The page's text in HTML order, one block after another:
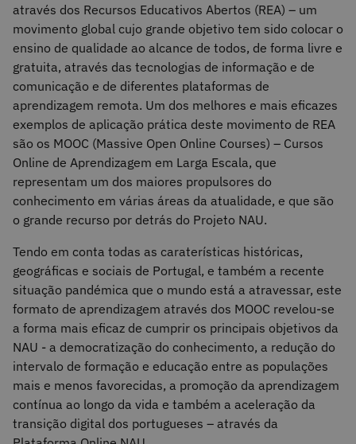
através dos Recursos Educativos Abertos (REA) – um
movimento global cujo grande objetivo tem sido colocar o
ensino de qualidade ao alcance de todos, de forma livre e
gratuita, através das tecnologias de informação e de
comunicação e de diferentes plataformas de
aprendizagem remota. Um dos melhores e mais eficazes
exemplos de aplicação prática deste movimento de REA
são os MOOC (Massive Open Online Courses) – Cursos
Online de Aprendizagem em Larga Escala, que
representam um dos maiores propulsores do
conhecimento em várias áreas da atualidade, e que são
o grande recurso por detrás do Projeto NAU.
Tendo em conta todas as caraterísticas históricas,
geográficas e sociais de Portugal, e também a recente
situação pandémica que o mundo está a atravessar, este
formato de aprendizagem através dos MOOC revelou-se
a forma mais eficaz de cumprir os principais objetivos da
NAU - a democratização do conhecimento, a redução do
intervalo de formação e educação entre as populações
mais e menos favorecidas, a promoção da aprendizagem
contínua ao longo da vida e também a aceleração da
transição digital dos portugueses – através da